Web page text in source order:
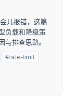
儿报错，这篇
负载和降级策
与排查思路。
#rate-limit